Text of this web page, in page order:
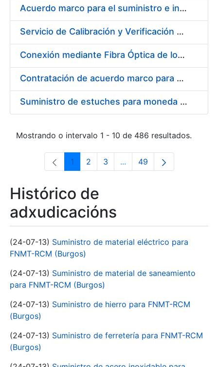
Acuerdo marco para el suministro e instalación de persianas, estores y otros complementos
Servicio de Calibración y Verificación Externa de los Equipos de Medición del Servicio de Prevención de la FNMT-RCM
Conexión mediante Fibra Óptica de los Centros de Proceso de Datos (CPDs) de las sedes de la FNMT-RCM de Burgos y Madrid
Contratación de acuerdo marco para el Suministro de Material de Electricidad para la Fábrica Nacional de Moneda y Timbre-Real Casa de la Moneda en su centro de trabajo de Burgos
Suministro de estuches para moneda de 30 €
Mostrando o intervalo 1 - 10 de 486 resultados.
Páxina
1 Páxina
2 Páxina
3 ...Páxinas intermedias Use
Páxina
49
Histórico de
adxudicacións
(24-07-13) Suministro de material eléctrico para
FNMT-RCM (Burgos)
(24-07-13) Suministro de material de saneamiento
para FNMT-RCM (Burgos)
(24-07-13) Suministro de hierro para FNMT-RCM
(Burgos)
(24-07-13) Suministro de ferretería para FNMT-RCM
(Burgos)